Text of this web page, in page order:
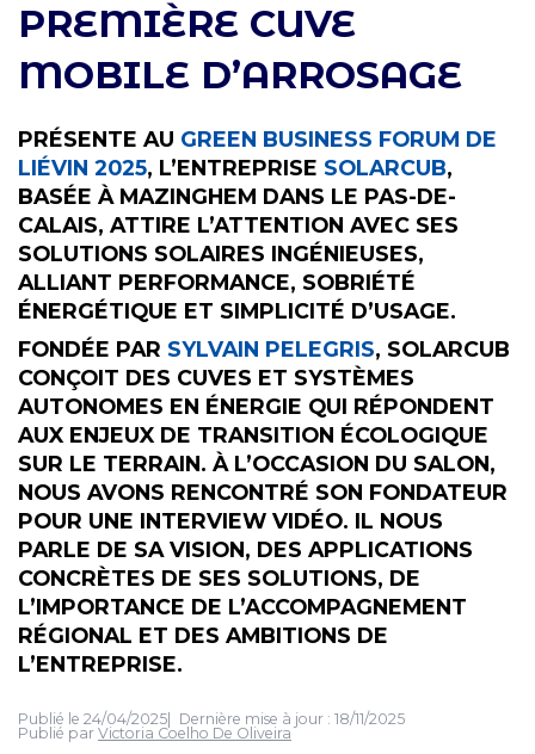
PREMIÈRE CUVE
MOBILE D’ARROSAGE
PRÉSENTE AU GREEN BUSINESS FORUM DE
LIÉVIN 2025, L’ENTREPRISE SOLARCUB,
BASÉE À MAZINGHEM DANS LE PAS-DE-
CALAIS, ATTIRE L’ATTENTION AVEC SES
SOLUTIONS SOLAIRES INGÉNIEUSES,
ALLIANT PERFORMANCE, SOBRIÉTÉ
ÉNERGÉTIQUE ET SIMPLICITÉ D’USAGE.
FONDÉE PAR SYLVAIN PELEGRIS, SOLARCUB
CONÇOIT DES CUVES ET SYSTÈMES
AUTONOMES EN ÉNERGIE QUI RÉPONDENT
AUX ENJEUX DE TRANSITION ÉCOLOGIQUE
SUR LE TERRAIN. À L’OCCASION DU SALON,
NOUS AVONS RENCONTRÉ SON FONDATEUR
POUR UNE INTERVIEW VIDÉO. IL NOUS
PARLE DE SA VISION, DES APPLICATIONS
CONCRÈTES DE SES SOLUTIONS, DE
L’IMPORTANCE DE L’ACCOMPAGNEMENT
RÉGIONAL ET DES AMBITIONS DE
L’ENTREPRISE.
Publié le 24/04/2025 Dernière mise à jour : 18/11/2025
Publié par Victoria Coelho De Oliveira